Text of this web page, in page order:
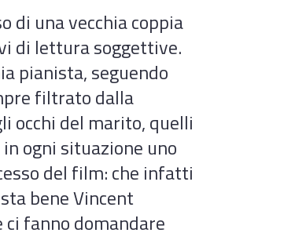
di una vecchia coppia
di lettura soggettive.
pianista, seguendo
filtrato dalla
occhi del marito, quelli
ogni situazione uno
del film: che infatti
bene Vincent
ci fanno domandare